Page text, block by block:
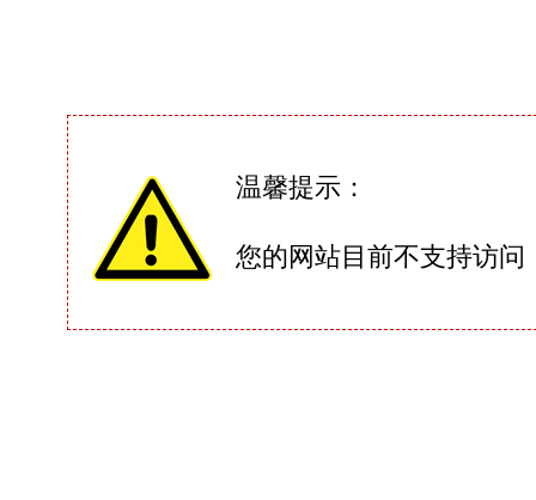
温馨提示：
您的网站目前不支持访